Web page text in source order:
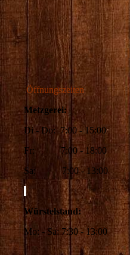
Öffnungszeiten
Metzgerei:
Di - Do: 7:00 - 15:00
Fr: 7:00 - 18:00
Sa: 7:00 - 13:00
Würstelstand:
Mo: - Sa: 7:30 - 13:00